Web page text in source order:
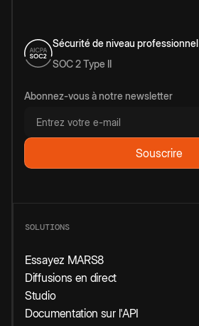
Sécurité de niveau professionnel
SOC 2 Type II
Abonnez-vous à notre newsletter
SOLUTIONS
Essayez MARS8
Diffusions en direct
Studio
Documentation sur l'API